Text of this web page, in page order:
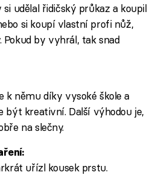
udělal řidičský průkaz a koupil
si koupí vlastní profi nůž,
Pokud by vyhrál, tak snad
k němu díky vysoké škole a
být kreativní. Další výhodou je,
na slečny.
uřízl kousek prstu.